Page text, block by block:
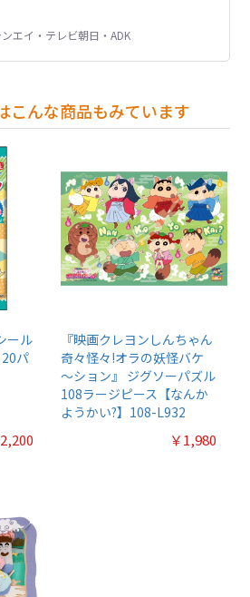
エイ・テレビ朝日・ADK
こんな商品もみています
ール
パ
『映画クレヨンしんちゃん
奇々怪々!オラの妖怪バケ
～ション』 ジグソーパズル
108ラージピース【なんか
ようかい?】108-L932
￥1,980